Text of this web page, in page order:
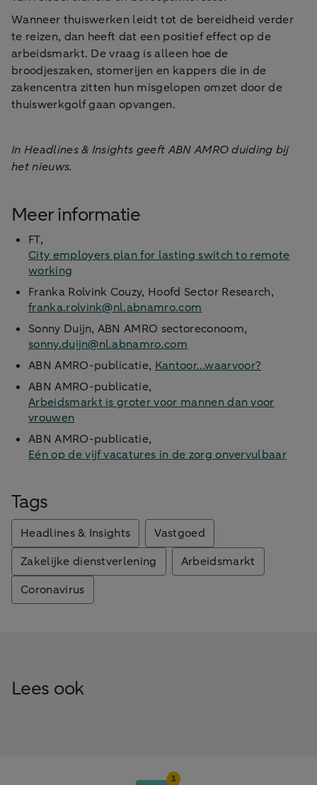
Wanneer thuiswerken leidt tot de bereidheid verder
te reizen, dan heeft dat een positief effect op de
arbeidsmarkt. De vraag is alleen hoe de
broodjeszaken, stomerijen en kappers die in de
zakencentra zitten hun misgelopen omzet door de
thuiswerkgolf gaan opvangen.
In Headlines & Insights geeft ABN AMRO duiding bij
het nieuws.
Meer informatie
FT,
City employers plan for lasting switch to remote
working
Franka Rolvink Couzy, Hoofd Sector Research,
franka.rolvink@nl.abnamro.com
Sonny Duijn, ABN AMRO sectoreconoom,
sonny.duijn@nl.abnamro.com
ABN AMRO-publicatie, Kantoor…waarvoor?
ABN AMRO-publicatie,
Arbeidsmarkt is groter voor mannen dan voor
vrouwen
ABN AMRO-publicatie,
Eén op de vijf vacatures in de zorg onvervulbaar
Tags
Headlines & Insights
Vastgoed
Zakelijke dienstverlening
Arbeidsmarkt
Coronavirus
Lees ook